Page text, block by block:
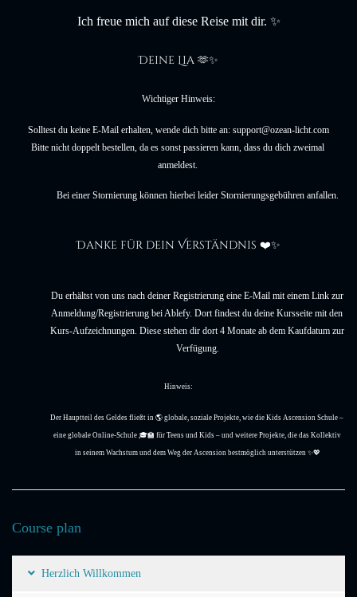
Ich freue mich auf diese Reise mit dir. ✨
Deine Lia 🫶✨
Wichtiger Hinweis:
Solltest du keine E-Mail erhalten, wende dich bitte an: support@ozean-licht.com
Bitte nicht doppelt bestellen, da es sonst passieren kann, dass du dich zweimal
anmeldest.
Bei einer Stornierung können hierbei leider Stornierungsgebühren anfallen.
Danke für dein Verständnis ❤️✨
Du erhältst von uns nach deiner Registrierung eine E-Mail mit einem Link zur
Anmeldung/Registrierung bei Ablefy. Dort findest du deine Kursseite mit den
Kurs-Aufzeichnungen. Diese stehen dir dort 4 Monate ab dem Kaufdatum zur
Verfügung.
Hinweis:
Der Hauptteil des Geldes fließt in 🌎 globale, soziale Projekte, wie die Kids Ascension Schule –
eine globale Online-Schule 🎓🏫 für Teens und Kids – und weitere Projekte, die das Kollektiv
in seinem Wachstum und dem Weg der Ascension bestmöglich unterstützen ✨💖
Course plan
Herzlich Willkommen